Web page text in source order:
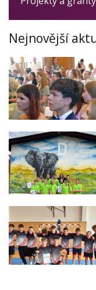
Zprávy ČŠI
Rozpočet /
Rozhodnutí o
Rozhodnutí o
Veřejné
Zásady
Prohlášení o
Dotační
Ovoce,
Women for
Modernizace
ZŠ a MŠ
Nejnovější